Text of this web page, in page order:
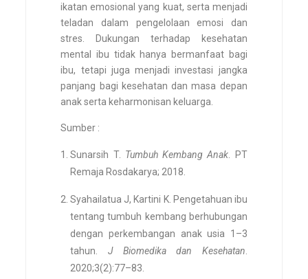
ikatan emosional yang kuat, serta menjadi
teladan dalam pengelolaan emosi dan
stres. Dukungan terhadap kesehatan
mental ibu tidak hanya bermanfaat bagi
ibu, tetapi juga menjadi investasi jangka
panjang bagi kesehatan dan masa depan
anak serta keharmonisan keluarga.
Sumber :
Sunarsih T. Tumbuh Kembang Anak . PT
Remaja Rosdakarya; 2018.
Syahailatua J, Kartini K. Pengetahuan ibu
tentang tumbuh kembang berhubungan
dengan perkembangan anak usia 1–3
tahun. J Biomedika dan Kesehatan
2020;3(2):77–83.